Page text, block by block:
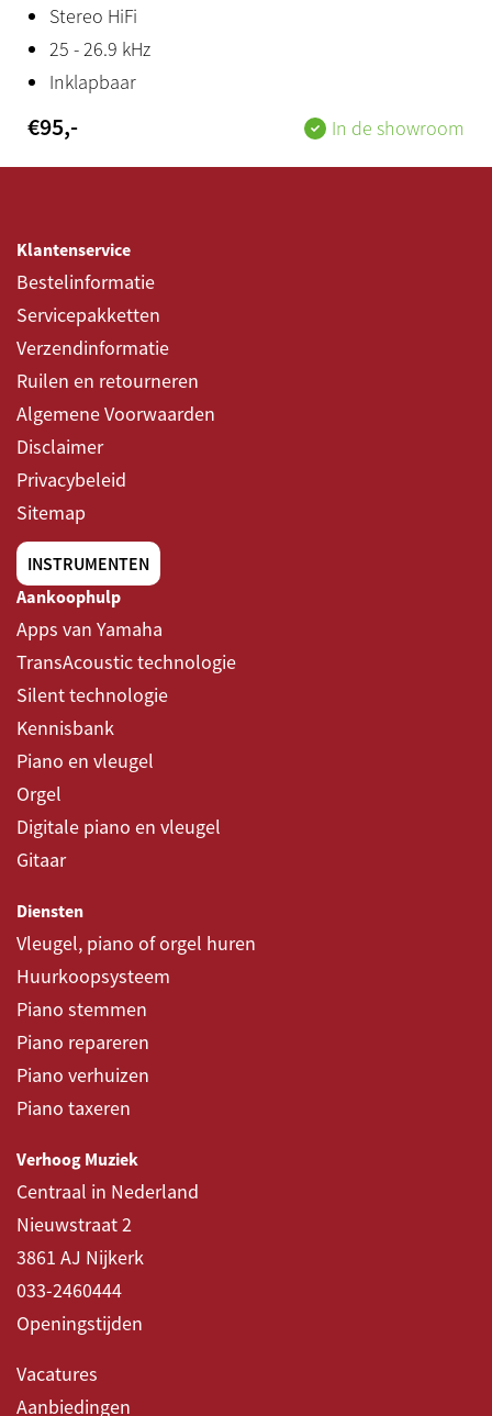
Stereo HiFi
25 - 26.9 kHz
Inklapbaar
€95,- In de showroom
Klantenservice
Bestelinformatie
Servicepakketten
Verzendinformatie
Ruilen en retourneren
Algemene Voorwaarden
Disclaimer
Privacybeleid
Sitemap
INSTRUMENTEN
Aankoophulp
Apps van Yamaha
TransAcoustic technologie
Silent technologie
Kennisbank
Piano en vleugel
Orgel
Digitale piano en vleugel
Gitaar
Diensten
Vleugel, piano of orgel huren
Huurkoopsysteem
Piano stemmen
Piano repareren
Piano verhuizen
Piano taxeren
Verhoog Muziek
Centraal in Nederland
Nieuwstraat 2
3861 AJ Nijkerk
033-2460444
Openingstijden
Vacatures
Aanbiedingen